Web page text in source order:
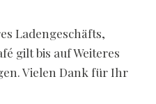
Ladengeschäfts,
gilt bis auf Weiteres
Vielen Dank für Ihr